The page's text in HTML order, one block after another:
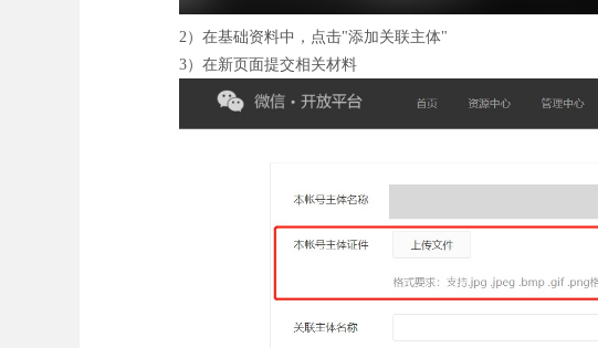
2）在基础资料中，点击"添加关联主体"
3）在新页面提交相关材料